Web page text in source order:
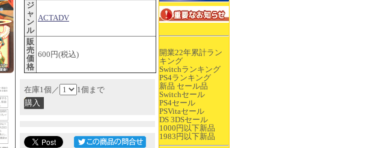
開業22年累計ラン
キング
Switchランキング
PS4ランキング
新品 セール品
Switchセール
PS4セール
PSVitaセール
DS 3DSセール
1000円以下新品
1983円以下新品
ジ
ャ
ン
ル
ACTADV
販
売
価
格
600円(税込)
在庫1個／ 1個まで